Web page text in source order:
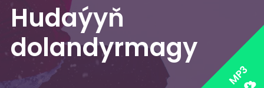
Hudaýyň
dolandyrmagy
MP3